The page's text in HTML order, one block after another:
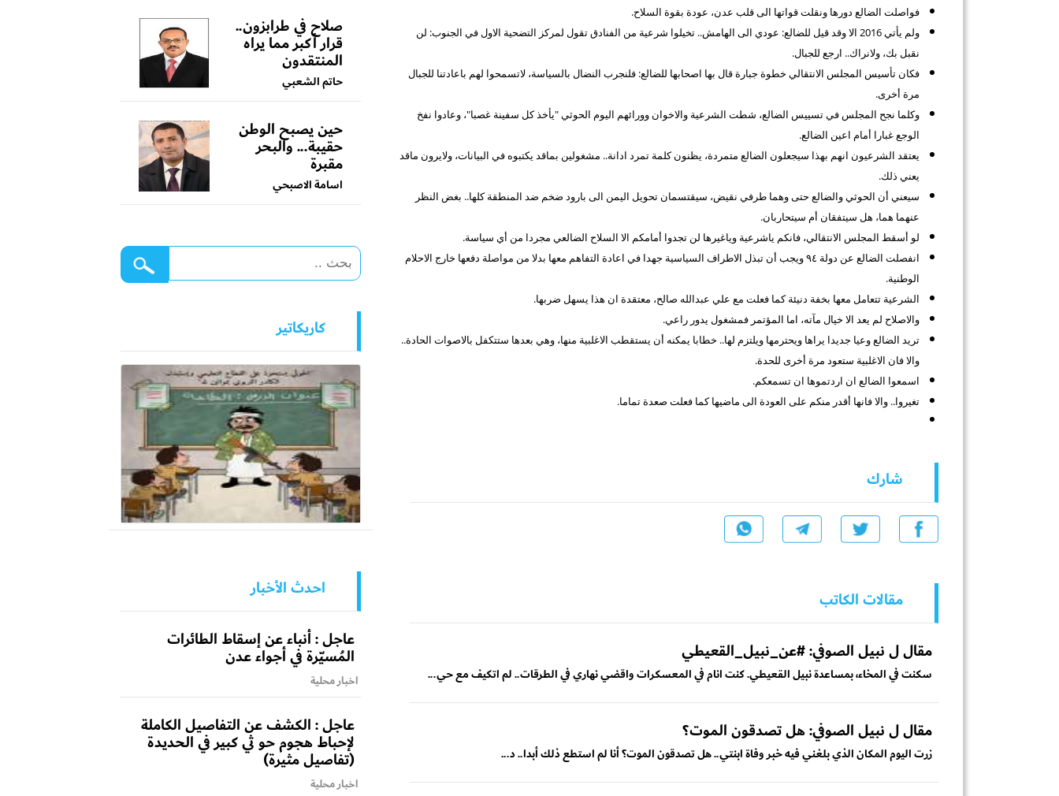
فواصلت الضالع دورها ونقلت قواتها الى قلب عدن، عودة بقوة السلاح.
ولم يأتي 2016 الا وقد قيل للضالع: عودي الى الهامش.. تخيلوا شرعية من الفنادق تقول لمركز التضحية الاول في الجنوب: لن
نقبل بك، ولانراك.. ارجع للجبال.
فكان تأسيس المجلس الانتقالي خطوة جبارة قال بها اصحابها للضالع: فلنجرب النضال بالسياسة، لاتسمحوا لهم باعادتنا للجبال
مرة أخرى.
وكلما نجح المجلس في تسييس الضالع، شطت الشرعية والاخوان وورائهم اليوم الحوثي "يأخذ كل سفينة غصبا"، وعادوا نفخ
الوجع غبارا أمام اعين الضالع.
يعتقد الشرعيون انهم بهذا سيجعلون الضالع متمردة، يظنون كلمة تمرد ادانة.. مشغولين بماقد يكتبوه في البيانات، ولايرون ماقد
يعني ذلك.
سيعني أن الحوثي والضالع حتى وهما طرفي نقيض، سيقتسمان تحويل اليمن الى بارود ضخم ضد المنطقة كلها.. بغض النظر
عنهما هما، هل سيتفقان أم سيتحاربان.
لو أسقط المجلس الانتقالي، فانكم ياشرعية وياغيرها لن تجدوا أمامكم الا السلاح الضالعي مجردا من أي سياسة.
انفصلت الضالع عن دولة ٩٤ ويجب أن تبذل الاطراف السياسية جهدا في اعادة التفاهم معها بدلا من مواصلة دفعها خارج الاحلام
الوطنية.
الشرعية تتعامل معها بخفة دنيئة كما فعلت مع علي عبدالله صالح، معتقدة ان هذا يسهل ضربها.
والاصلاح لم يعد الا خيال مآته، اما المؤتمر فمشغول يدور راعي.
تريد الضالع وعيا جديدا يراها ويحترمها ويلتزم لها.. خطابا يمكنه أن يستقطب الاغلبية منها، وهي بعدها ستتكفل بالاصوات الحادة..
والا فان الاغلبية ستعود مرة أخرى للحدة.
اسمعوا الضالع ان اردتموها ان تسمعكم.
تغيروا.. والا فانها أقدر منكم على العودة الى ماضيها كما فعلت صعدة تماما.
شارك
مقالات الكاتب
مقال ل نبيل الصوفي: #عن_نبيل_القعيطي
سكنت في المخاء، بمساعدة نبيل القعيطي. كنت انام في المعسكرات واقضي نهاري في الطرقات.. لم اتكيف مع حي...
مقال ل نبيل الصوفي: هل تصدقون الموت؟
زرت اليوم المكان الذي بلغني فيه خبر وفاة ابنتي.. هل تصدقون الموت؟ أنا لم استطع ذلك أبدا.. د...
صلاح في طرابزون..
قرار أكبر مما يراه
المنتقدون
حاتم الشعبي
حين يصبح الوطن
حقيبة... والبحر
مقبرة
اسامة الاصبحي
كاريكاتير
احدث الأخبار
عاجل : أنباء عن إسقاط الطائرات
المُسيّرة في أجواء عدن
اخبار محلية
عاجل : الكشف عن التفاصيل الكاملة
لإحباط هجوم حو ثي كبير في الحديدة
(تفاصيل مثيرة)
اخبار محلية